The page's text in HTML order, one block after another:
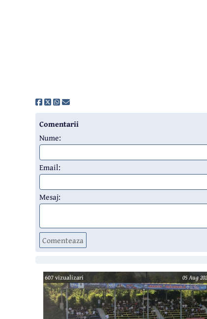
Comentarii
Nume:
Email:
Mesaj:
Comenteaza
607 vizualizari 05 Aug